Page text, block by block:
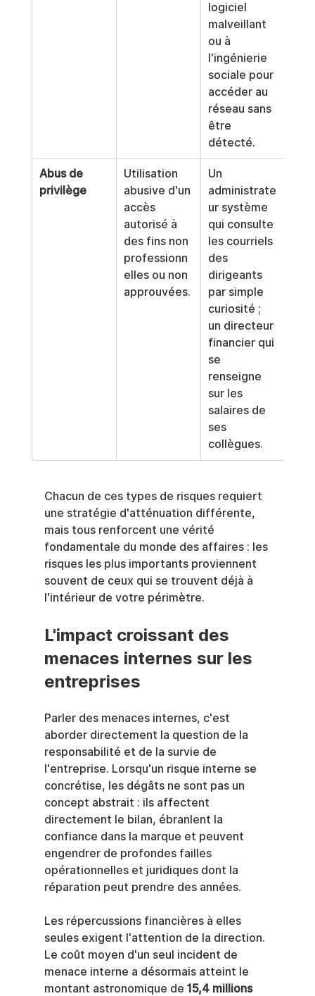
logiciel
malveillant
ou à
l'ingénierie
sociale pour
accéder au
réseau sans
être
détecté.
Abus de
privilège
Utilisation
abusive d'un
accès
autorisé à
des fins non
professionn
elles ou non
approuvées.
Un
administrate
ur système
qui consulte
les courriels
des
dirigeants
par simple
curiosité ;
un directeur
financier qui
se
renseigne
sur les
salaires de
ses
collègues.
Chacun de ces types de risques requiert
une stratégie d'atténuation différente,
mais tous renforcent une vérité
fondamentale du monde des affaires : les
risques les plus importants proviennent
souvent de ceux qui se trouvent déjà à
l'intérieur de votre périmètre.
L'impact croissant des
menaces internes sur les
entreprises
Parler des menaces internes, c'est
aborder directement la question de la
responsabilité et de la survie de
l'entreprise. Lorsqu'un risque interne se
concrétise, les dégâts ne sont pas un
concept abstrait : ils affectent
directement le bilan, ébranlent la
confiance dans la marque et peuvent
engendrer de profondes failles
opérationnelles et juridiques dont la
réparation peut prendre des années.
Les répercussions financières à elles
seules exigent l'attention de la direction.
Le coût moyen d'un seul incident de
menace interne a désormais atteint le
montant astronomique de 15,4 millions